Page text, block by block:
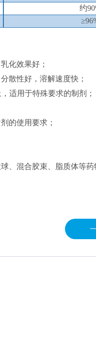
约90
≥96
化效果好；
散性好，溶解速度快；
适用于特殊要求的制剂；
的使用要求；
、混合胶束、脂质体等